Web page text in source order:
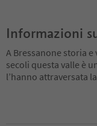
Informazioni
A Bressanone storia
secoli questa valle è
l’hanno attraversata